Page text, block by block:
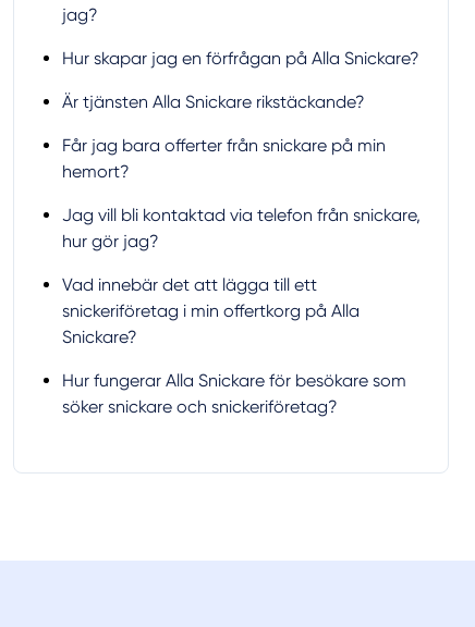
jag?
Hur skapar jag en förfrågan på Alla Snickare?
Är tjänsten Alla Snickare rikstäckande?
Får jag bara offerter från snickare på min
hemort?
Jag vill bli kontaktad via telefon från snickare,
hur gör jag?
Vad innebär det att lägga till ett
snickeriföretag i min offertkorg på Alla
Snickare?
Hur fungerar Alla Snickare för besökare som
söker snickare och snickeriföretag?